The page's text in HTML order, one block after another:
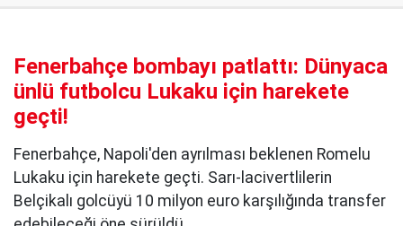
Fenerbahçe bombayı patlattı: Dünyaca
ünlü futbolcu Lukaku için harekete
geçti!
Fenerbahçe, Napoli'den ayrılması beklenen Romelu
Lukaku için harekete geçti. Sarı-lacivertlilerin
Belçikalı golcüyü 10 milyon euro karşılığında transfer